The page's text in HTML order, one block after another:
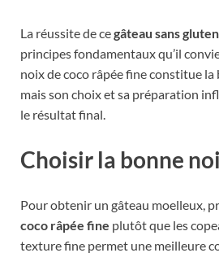
La réussite de cegâteau sans gluten
principes fondamentaux qu’il
noix de coco râpée fine constitue la
mais son choix et sa préparation
le résultat final.
Choisir la bonne
Pour obtenir un gâteau moelleux,
coco râpée fine plutôt que les
texture fine permet une meilleure